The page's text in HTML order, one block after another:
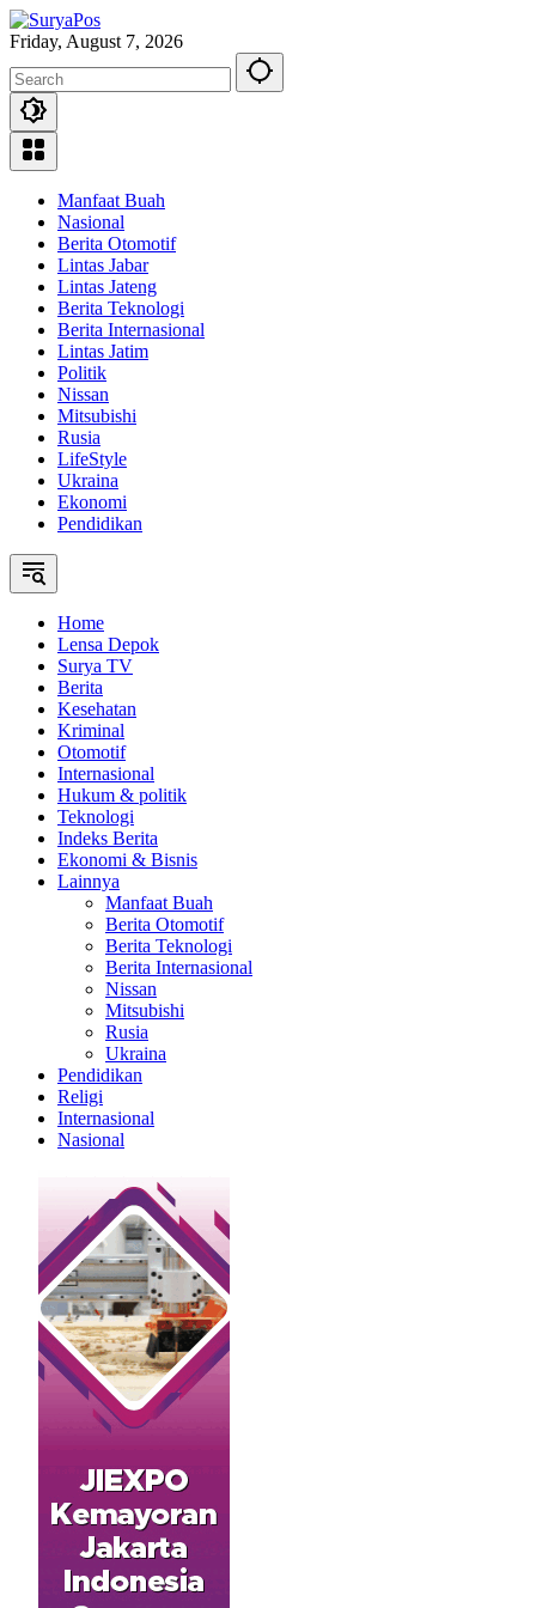
Skip
to
Friday, August 7, 2026
Manfaat Buah
Nasional
Berita Otomotif
Lintas Jabar
Lintas Jateng
Berita Teknologi
Berita Internasional
Lintas Jatim
Politik
Nissan
Mitsubishi
Rusia
LifeStyle
Ukraina
Ekonomi
Pendidikan
Home
Lensa Depok
Surya TV
Berita
Kesehatan
Kriminal
Otomotif
Internasional
Hukum & politik
Teknologi
Indeks Berita
Ekonomi & Bisnis
Lainnya
Manfaat Buah
Berita Otomotif
Berita Teknologi
Berita Internasional
Nissan
Mitsubishi
Rusia
Ukraina
Pendidikan
Religi
Internasional
Nasional